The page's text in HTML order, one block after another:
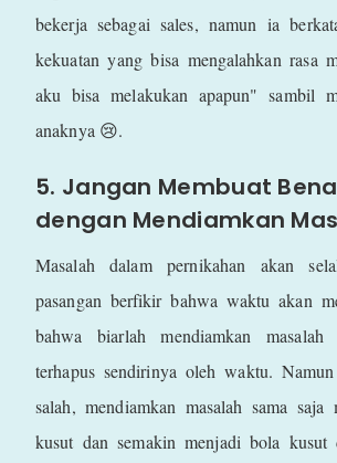
bekerja sebagai sales, namun ia
kekuatan yang bisa mengalahkan rasa
aku bisa melakukan apapun" sambil
anaknya 😢.
5. Jangan Membuat
dengan Mendiamkan
Masalah dalam pernikahan akan
pasangan berfikir bahwa waktu akan
bahwa biarlah mendiamkan
terhapus sendirinya oleh waktu.
salah, mendiamkan masalah sama saja
kusut dan semakin menjadi bola kusut